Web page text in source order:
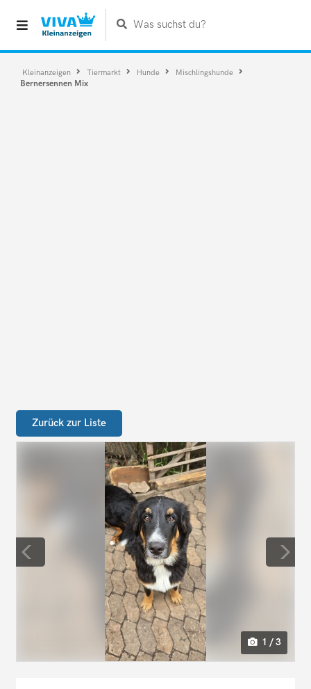
Was suchst du?
Kleinanzeigen Tiermarkt Hunde Mischlingshunde
Bernersennen Mix
Zurück zur Liste
1 / 3